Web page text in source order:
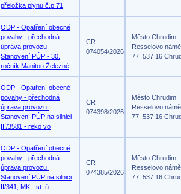
přeložka plynu č.p.71
ODP - Opatření obecné
povahy - přechodná
úprava provozu:
Stanovení PÚP - 30.
ročník Manitou Železné
CR
074054/2026
Město Chrudim
Resselovo
77, 537 16
ODP - Opatření obecné
povahy - přechodná
úprava provozu:
Stanovení PÚP na silnici
III/3581 - reko vo
CR
074398/2026
Město Chrudim
Resselovo
77, 537 16
ODP - Opatření obecné
povahy - přechodná
úprava provozu:
Stanovení PÚP na silnici
II/341, MK - st. ú
CR
074385/2026
Město Chrudim
Resselovo
77, 537 16